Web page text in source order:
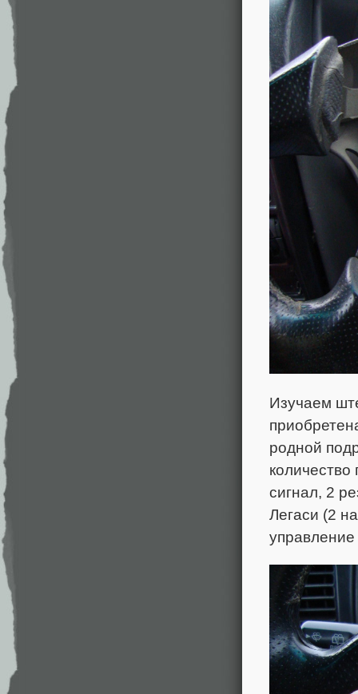
Изучаем
родной
количество
сигнал, 2
Легаси (2
управление